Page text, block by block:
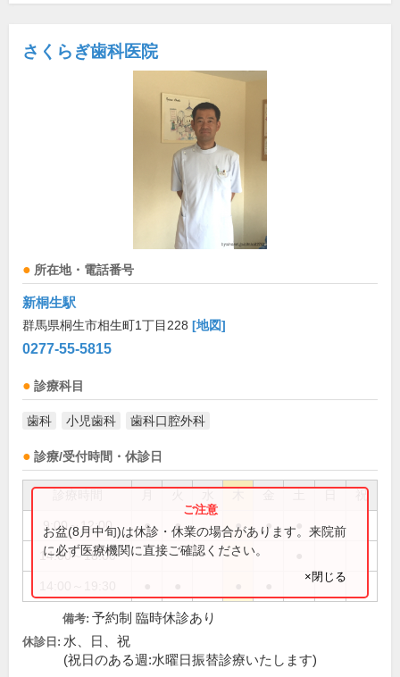
さくらぎ歯科医院
所在地・電話番号
新桐生駅
群馬県桐生市相生町1丁目228 [地図]
0277-55-5815
診療科目
歯科 小児歯科 歯科口腔外科
診療/受付時間・休診日
祝
9:00～12:00 ● ● ● ●
14:00～18:00
お盆(8月中旬)は休診・休業の場合があります。来院前
に必ず医療機関に直接ご確認ください。
×閉じる
備考: 予約制 臨時休診あり
休診日: 水、日、祝
(祝日のある週:水曜日振替診療いたします)